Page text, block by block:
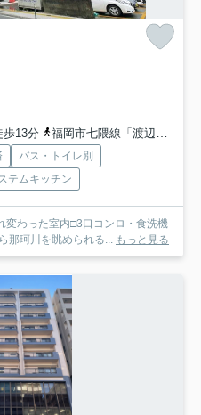
歩13分
福岡市七隈線「渡辺通」駅 徒歩14分
バス・トイレ別
テムキッチン
変わった室内□3口コンロ・食洗機
那珂川を眺められる... もっと見る